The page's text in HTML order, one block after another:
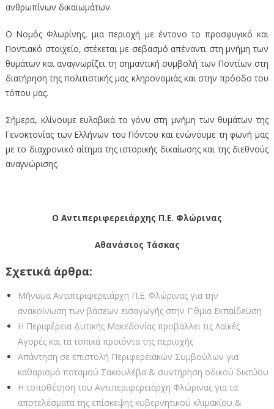
ανθρωπίνων δικαιωμάτων.
Ο Νομός Φλωρίνης, μια περιοχή με έντονο το προσφυγικό και
Ποντιακό στοιχείο, στέκεται με σεβασμό απέναντι στη μνήμη των
θυμάτων και αναγνωρίζει τη σημαντική συμβολή των Ποντίων στη
διατήρηση της πολιτιστικής μας κληρονομιάς και στην πρόοδο του
τόπου μας.
Σήμερα, κλίνουμε ευλαβικά το γόνυ στη μνήμη των θυμάτων της
Γενοκτονίας των Ελλήνων του Πόντου και ενώνουμε τη φωνή μας
με το διαχρονικό αίτημα της ιστορικής δικαίωσης και της διεθνούς
αναγνώρισης.
Ο Αντιπεριφερειάρχης Π.Ε. Φλώρινας
Αθανάσιος Τάσκας
Σχετικά άρθρα:
Μήνυμα Αντιπεριφερειάρχη Π.Ε. Φλώρινας για την
ανακοίνωση των βάσεων εισαγωγής στην Γ'θμια Εκπαίδευση
Η Περιφέρεια Δυτικής Μακεδονίας προβάλλει τις Λαϊκές
Αγορές και τα τοπικά προϊόντα της περιοχής
Απάντηση σε επιστολή Περιφερειακών Συμβούλων για
καθαρισμό ποταμού Σακουλέβα & συντήρηση οδικού δικτύου
Η τοποθέτηση του Αντιπεριφερειάρχη Φλώρινας για τα
αποτελέσματα της επίσκεψης κυβερνητικού κλιμακίου &